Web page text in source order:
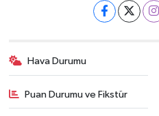
Hava Durumu
Puan Durumu ve Fikstür